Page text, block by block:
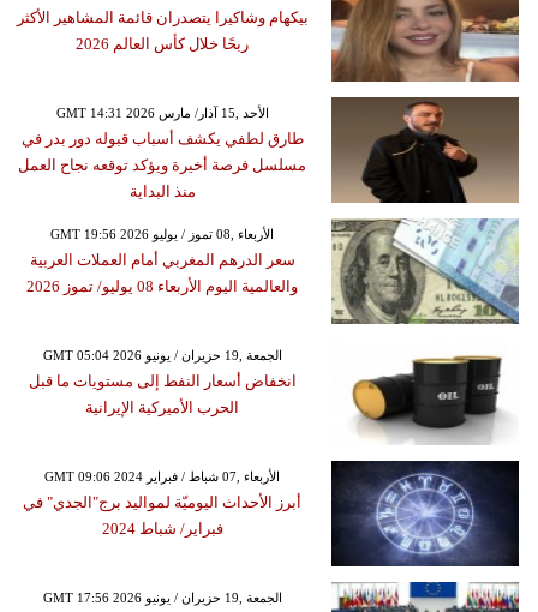
بيكهام وشاكيرا يتصدران قائمة المشاهير الأكثر
ربحًا خلال كأس العالم 2026
GMT 14:31 2026 الأحد ,15 آذار/ مارس
طارق لطفي يكشف أسباب قبوله دور بدر في
مسلسل فرصة أخيرة ويؤكد توقعه نجاح العمل
منذ البداية
GMT 19:56 2026 الأربعاء ,08 تموز / يوليو
سعر الدرهم المغربي أمام العملات العربية
والعالمية اليوم الأربعاء 08 يوليو/ تموز 2026
GMT 05:04 2026 الجمعة ,19 حزيران / يونيو
انخفاض أسعار النفط إلى مستويات ما قبل
الحرب الأميركية الإيرانية
GMT 09:06 2024 الأربعاء ,07 شباط / فبراير
أبرز الأحداث اليوميّة لمواليد برج"الجدي" في
فبراير/ شباط 2024
GMT 17:56 2026 الجمعة ,19 حزيران / يونيو